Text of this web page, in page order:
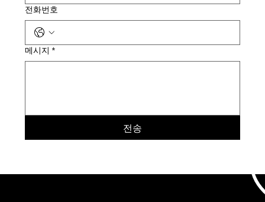
전화번호
메시지 *
전송